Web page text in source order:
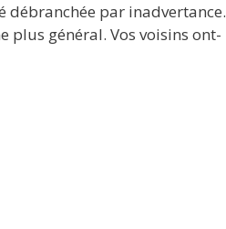
débranchée par inadvertance.
plus général. Vos voisins ont-